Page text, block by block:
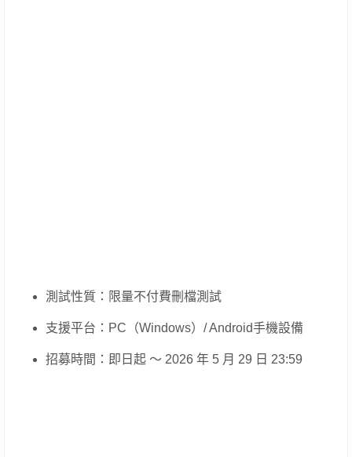
測試性質：限量不付費刪檔測試
支援平台：PC（Windows）/ Android手機設備
招募時間：即日起 ～ 2026 年 5 月 29 日 23:59